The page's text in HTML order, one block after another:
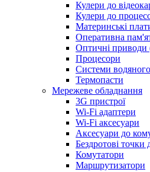
Кулери до
Кулери до
Материнські
Оперативна
Оптичні
Процесори
Системи
Термопасти
Мережеве обладнання
3G пристрої
Wi-Fi адаптери
Wi-Fi аксесуари
Аксесуари до
Бездротові точки
Комутатори
Маршрутизатори